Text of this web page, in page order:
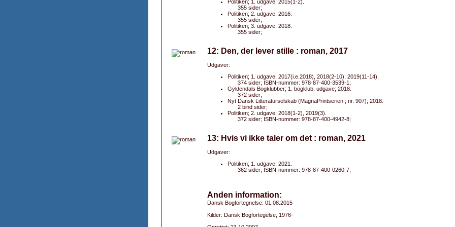
Politiken; 1. udgave; 2015(1-2).
355 sider;
Politiken; 2. udgave; 2016.
355 sider;
Politiken; 3. udgave; 2018.
355 sider;
12: Den, der lever stille : roman, 2017
Udgaver:
Politiken; 1. udgave; 2017(i.e.2018), 2018(2-10), 2019(11-14).
374 sider; ISBN-nummer: 978-87-400-3539-1;
Gyldendals Bogklubber; 1. bogklub. udgave; 2018.
372 sider;
Nyt Dansk Litteraturselskab (MagnaPrintserien ; nr. 907); 2018.
2 bind sider;
Politiken; 2. udgave; 2018(1-2), 2019(3).
372 sider; ISBN-nummer: 978-87-400-4942-8;
13: Hvis vi ikke taler om det : roman, 2021
Udgaver:
Politiken; 1. udgave; 2021.
362 sider; ISBN-nummer: 978-87-400-0260-7;
Anden information:
Dansk Bogfortegnelse: 01.08.2015
Kilder: Dansk Bogfortegelse, 1976-